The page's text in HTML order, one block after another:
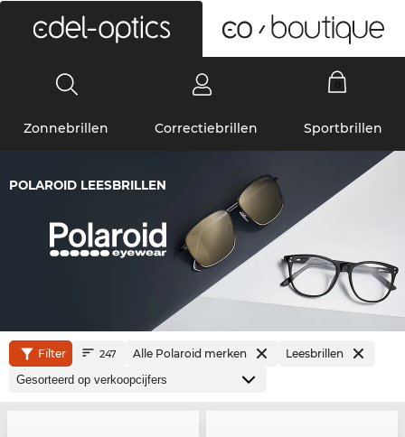
Zonnebrillen Correctiebrillen Sportbrillen
POLAROID LEESBRILLEN
Filter 247 Alle Polaroid merken Leesbrillen